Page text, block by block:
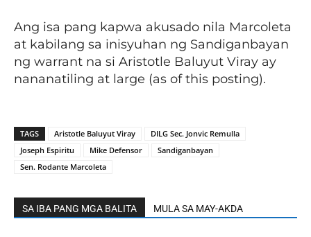
Ang isa pang kapwa akusado nila Marcoleta
at kabilang sa inisyuhan ng Sandiganbayan
ng warrant na si Aristotle Baluyut Viray ay
nananatiling at large (as of this posting).
TAGS Aristotle Baluyut Viray
DILG Sec. Jonvic Remulla
Joseph Espiritu
Mike Defensor
Sandiganbayan
Sen. Rodante Marcoleta
SA IBA PANG MGA BALITA MULA SA MAY-AKDA